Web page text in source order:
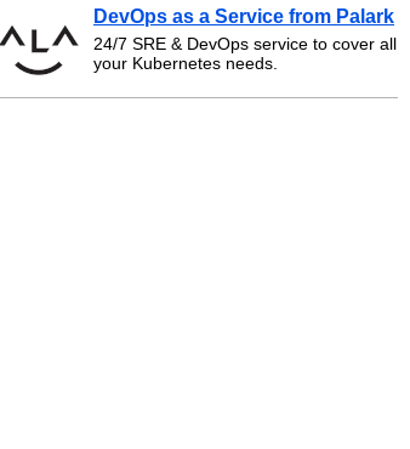
DevOps as a Service from Palark
24/7 SRE & DevOps service to cover all
your Kubernetes needs.